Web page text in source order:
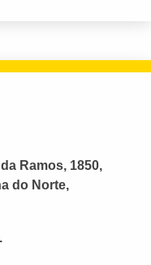
Ramos, 1850,
do Norte,